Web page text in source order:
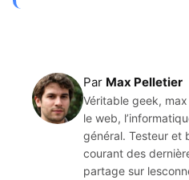
Par Max Pelletier
Véritable geek,
le web,
général. Testeur et
courant des
partage sur